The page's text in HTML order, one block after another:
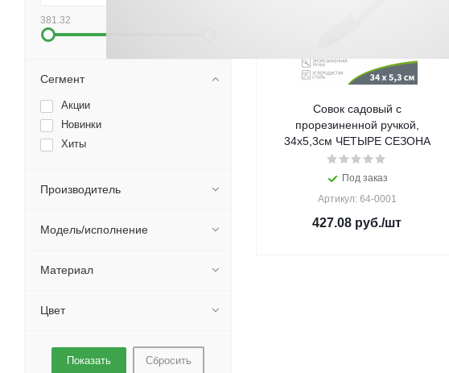
Совок садовый с
прорезиненной ручкой,
34x5,3см ЧЕТЫРЕ СЕЗОНА
Под заказ
Артикул: 64-0001
427.08 руб./шт
381.32
Сегмент
Акции
Новинки
Хиты
Производитель
Модель/исполнение
Материал
Цвет
Сбросить